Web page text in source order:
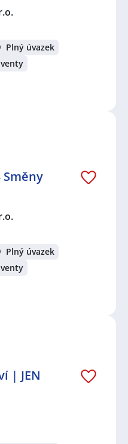
Plný úvazek
Plný úvazek
| JEN